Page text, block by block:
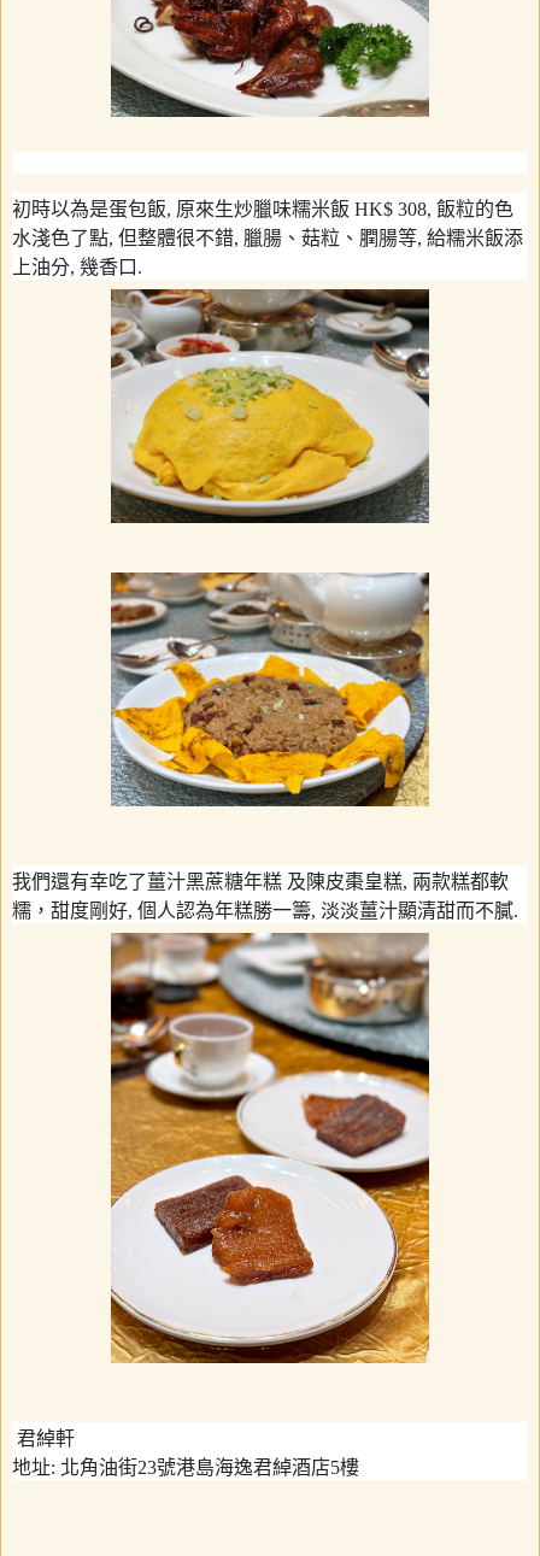
初時以為是蛋包飯, 原來生炒臘味糯米飯 HK$ 308, 飯粒的色
水淺色了點, 但整體很不錯, 臘腸、菇粒、膶腸等, 給糯米飯添
上油分, 幾香口 .
我們還有幸吃了薑汁黑蔗糖年糕 及陳皮棗皇糕, 兩款糕都軟
糯，甜度剛好, 個人認為年糕勝一籌, 淡淡薑汁顯清甜而不膩.
君綽軒
地址: 北角油街23號港島海逸君綽酒店5樓